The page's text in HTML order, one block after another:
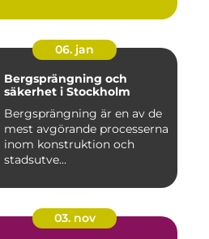
06. jan
Bergsprängning och
säkerhet i Stockholm
Bergsprängning är en av de
mest avgörande processerna
inom konstruktion och
stadsutve...
03. nov